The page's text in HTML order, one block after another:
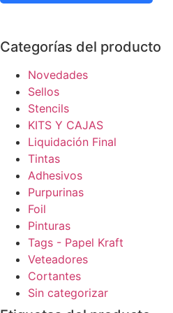
Categorías del producto
Novedades
Sellos
Stencils
KITS Y CAJAS
Liquidación Final
Tintas
Adhesivos
Purpurinas
Foil
Pinturas
Tags - Papel Kraft
Veteadores
Cortantes
Sin categorizar